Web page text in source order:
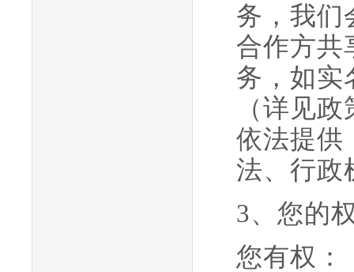
务，我们
合作方共
务，如实
（详见
依法提供
法、行政
3、您的
您有权：